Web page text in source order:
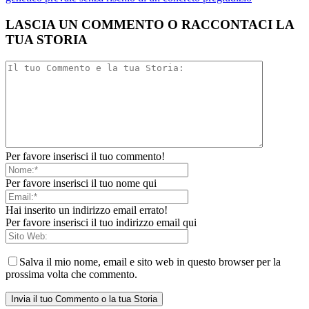
LASCIA UN COMMENTO O RACCONTACI LA
TUA STORIA
Per favore inserisci il tuo commento!
Per favore inserisci il tuo nome qui
Hai inserito un indirizzo email errato!
Per favore inserisci il tuo indirizzo email qui
Salva il mio nome, email e sito web in questo browser per la
prossima volta che commento.